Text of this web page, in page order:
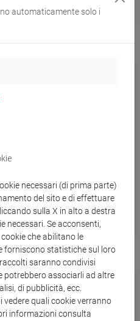
e di laurea
automaticamente solo i
necessari (di prima parte)
del sito e di effettuare
sulla X in alto a destra
necessari. Se acconsenti,
che abilitano le
forniscono statistiche sul loro
saranno condivisi
potrebbero associarli ad altre
di pubblicità, ecc.
vedere quali cookie verranno
informazioni consulta